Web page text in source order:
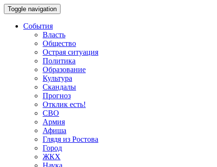
Toggle navigation
События
Власть
Общество
Острая ситуация
Политика
Образование
Культура
Скандалы
Прогноз
Отклик есть!
СВО
Армия
Афиша
Глядя из Ростова
Город
ЖКХ
Наука